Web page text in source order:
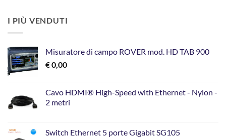
I PIÙ VENDUTI
Misuratore di campo ROVER mod. HD TAB 900
€0,00
Cavo HDMI® High-Speed with Ethernet - Nylon -
2 metri
Switch Ethernet 5 porte Gigabit SG105